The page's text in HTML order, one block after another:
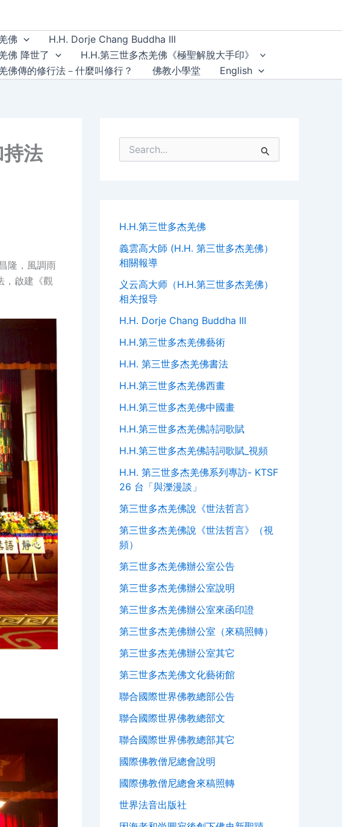
佛
H.H. Dorje Chang Buddha III
佛 降世了
H.H.第三世多杰羌佛《極聖解脫大手印》
佛傳的修行法－什麼叫修行？
佛教小學堂 English
法
隆，風調雨
，啟建《觀
o
:
H.H.第三世多杰羌佛
義雲高大師 (H.H. 第三世多杰羌佛）
相關報導
义云高大师（H.H.第三世多杰羌佛）
相关报导
H.H. Dorje Chang Buddha III
H.H.第三世多杰羌佛藝術
H.H. 第三世多杰羌佛書法
H.H.第三世多杰羌佛西畫
H.H.第三世多杰羌佛中國畫
H.H.第三世多杰羌佛詩詞歌賦
H.H.第三世多杰羌佛詩詞歌賦_視頻
H.H. 第三世多杰羌佛系列專訪- KTSF
26 台「與濼漫談」
第三世多杰羌佛說《世法哲言》
第三世多杰羌佛說《世法哲言》（視
頻）
第三世多杰羌佛辦公室公告
第三世多杰羌佛辦公室說明
第三世多杰羌佛辦公室來函印證
第三世多杰羌佛辦公室（來稿照轉）
第三世多杰羌佛辦公室其它
第三世多杰羌佛文化藝術館
聯合國際世界佛教總部公告
聯合國際世界佛教總部文
聯合國際世界佛教總部其它
國際佛教僧尼總會說明
國際佛教僧尼總會來稿照轉
世界法音出版社